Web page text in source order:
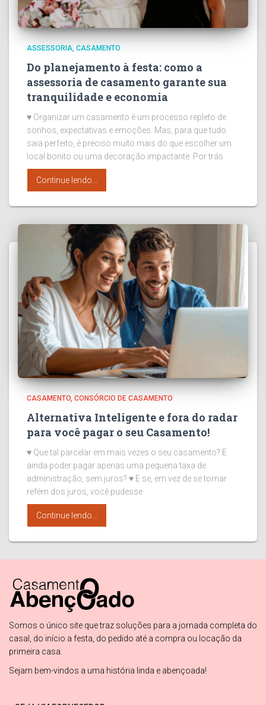
ASSESSORIA CASAMENTO
Do planejamento à festa: como a
assessoria de casamento garante sua
tranquilidade e economia
♥ Organizar um casamento é um processo repleto de
sonhos, expectativas e emoções. Mas, para que tudo
saia perfeito, é preciso muito mais do que escolher um
local bonito ou uma decoração impactante. Por trás
Continue lendo...
CASAMENTO CONSÓRCIO DE CASAMENTO
Alternativa Inteligente e fora do radar
para você pagar o seu Casamento!
♥ Que tal parcelar em mais vezes o seu casamento? E
ainda poder pagar apenas uma pequena taxa de
administração, sem juros? ♥ E se, em vez de se tornar
refém dos juros, você pudesse
Continue lendo...
Somos o único site que traz soluções para a jornada completa do
casal, do início a festa, do pedido até a compra ou locação da
primeira casa.
Sejam bem-vindos a uma história linda e abençoada!